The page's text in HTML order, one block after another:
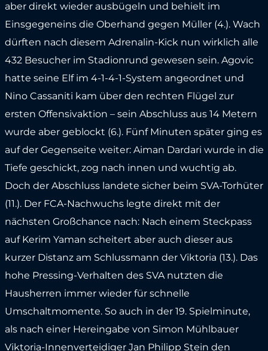
aber direkt wieder ausbügeln und behielt im
Einsgegeneins die Oberhand gegen Müller (4.). Wach
dürften nach diesem Adrenalin-Kick nun wirklich alle
432 Besucher im Stadionrund gewesen sein. Agovic
hatte seine Elf im 4-1-4-1-System angeordnet und
Nino Cassaniti kam über den rechten Flügel zur
ersten Offensivaktion – sein Abschluss aus 14 Metern
wurde aber geblockt (6.). Fünf Minuten später ging es
auf der Gegenseite weiter: Aiman Dardari wurde in die
Tiefe geschickt, zog nach innen und wuchtig ab.
Doch der Abschluss landete sicher beim SVA-Torhüter
(11.). Der FCA-Nachwuchs legte direkt mit der
nächsten Großchance nach: Nach einem Steckpass
auf Kerim Yaman scheitert aber auch dieser aus
kurzer Distanz am Schlussmann der Viktoria (13.). Das
hohe Pressing-Verhalten des SVA nutzten die
Hausherren immer wieder für schnelle
Umschaltmomente. So auch in der 19. Spielminute,
als nach einer Hereingabe von Simon Mühlbauer
Viktoria-Innenverteidiger Jan Philipp Stein den